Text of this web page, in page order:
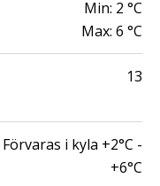
Min: 2 °C
Max: 6 °C
13
Förvaras i kyla +2°C -
+6°C